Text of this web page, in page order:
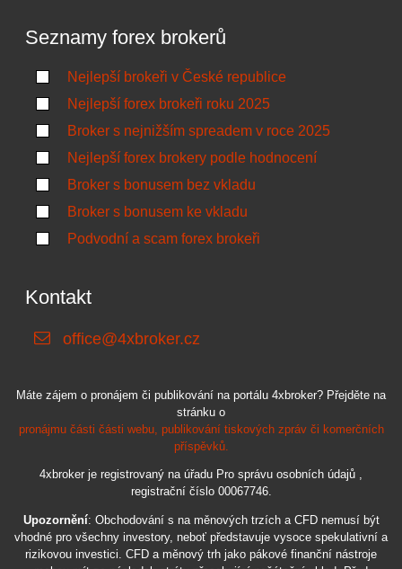
Seznamy forex brokerů
Nejlepší brokeři v České republice
Nejlepší forex brokeři roku 2025
Broker s nejnižším spreadem v roce 2025
Nejlepší forex brokery podle hodnocení
Broker s bonusem bez vkladu
Broker s bonusem ke vkladu
Podvodní a scam forex brokeři
Kontakt
office@4xbroker.cz
Máte zájem o pronájem či publikování na portálu 4xbroker? Přejděte na
stránku o
pronájmu části části webu, publikování tiskových zpráv či komerčních
příspěvků.
4xbroker je registrovaný na úřadu Pro správu osobních údajů ,
registrační číslo 00067746.
Upozornění: Obchodování s na měnových trzích a CFD nemusí být
vhodné pro všechny investory, neboť představuje vysoce spekulativní a
rizikovou investici. CFD a měnový trh jako pákové finanční nástroje